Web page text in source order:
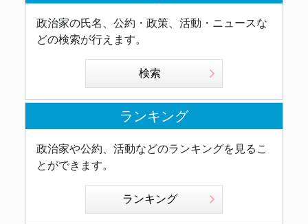
政治家の氏名、公約・政策、活動・ニュースな
どの検索が行えます。
検索
ランキング
政治家や公約、活動などのランキングを見るこ
とができます。
ランキング